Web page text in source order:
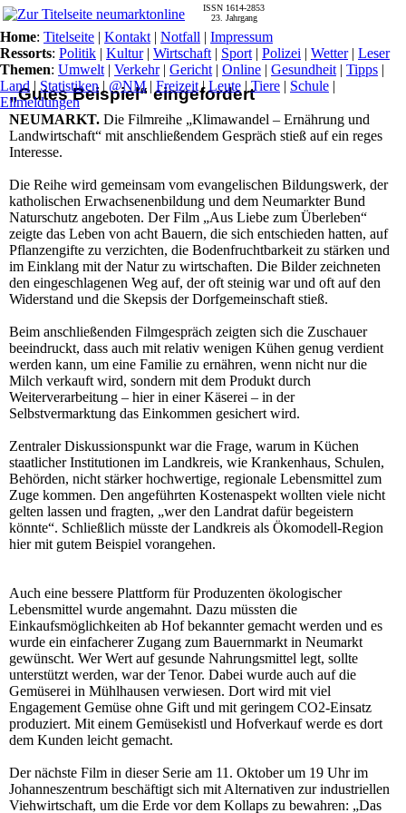
„Gutes Beispiel“ eingefordert
NEUMARKT. Die Filmreihe „Klimawandel – Ernährung und
Landwirtschaft“ mit anschließendem Gespräch stieß auf ein reges
Interesse.
Die Reihe wird gemeinsam vom evangelischen Bildungswerk, der
katholischen Erwachsenenbildung und dem Neumarkter Bund
Naturschutz angeboten. Der Film „Aus Liebe zum Überleben“
zeigte das Leben von acht Bauern, die sich entschieden hatten, auf
Pflanzengifte zu verzichten, die Bodenfruchtbarkeit zu stärken und
im Einklang mit der Natur zu wirtschaften. Die Bilder zeichneten
den eingeschlagenen Weg auf, der oft steinig war und oft auf den
Widerstand und die Skepsis der Dorfgemeinschaft stieß.
Beim anschließenden Filmgespräch zeigten sich die Zuschauer
beeindruckt, dass auch mit relativ wenigen Kühen genug verdient
werden kann, um eine Familie zu ernähren, wenn nicht nur die
Milch verkauft wird, sondern mit dem Produkt durch
Weiterverarbeitung – hier in einer Käserei – in der
Selbstvermarktung das Einkommen gesichert wird.
Zentraler Diskussionspunkt war die Frage, warum in Küchen
staatlicher Institutionen im Landkreis, wie Krankenhaus, Schulen,
Behörden, nicht stärker hochwertige, regionale Lebensmittel zum
Zuge kommen. Den angeführten Kostenaspekt wollten viele nicht
gelten lassen und fragten, „wer den Landrat dafür begeistern
könnte“. Schließlich müsste der Landkreis als Ökomodell-Region
hier mit gutem Beispiel vorangehen.
Auch eine bessere Plattform für Produzenten ökologischer
Lebensmittel wurde angemahnt. Dazu müssten die
Einkaufsmöglichkeiten ab Hof bekannter gemacht werden und es
wurde ein einfacherer Zugang zum Bauernmarkt in Neumarkt
gewünscht. Wer Wert auf gesunde Nahrungsmittel legt, sollte
unterstützt werden, war der Tenor. Dabei wurde auch auf die
Gemüserei in Mühlhausen verwiesen. Dort wird mit viel
Engagement Gemüse ohne Gift und mit geringem CO2-Einsatz
produziert. Mit einem Gemüsekistl und Hofverkauf werde es dort
dem Kunden leicht gemacht.
Der nächste Film in dieser Serie am 11. Oktober um 19 Uhr im
Johanneszentrum beschäftigt sich mit Alternativen zur industriellen
Viehwirtschaft, um die Erde vor dem Kollaps zu bewahren: „Das
ISSN 1614-2853
23. Jahrgang
Home: Titelseite | Kontakt | Notfall | Impressum
Ressorts: Politik | Kultur| Wirtschaft | Sport | Polizei | Wetter| Leser
Themen: Umwelt | Verkehr| Gericht | Online | Gesundheit | Tipps |
Land | Statistiken | @NM| Freizeit|Leute | Tiere | Schule |
Eilmeldungen